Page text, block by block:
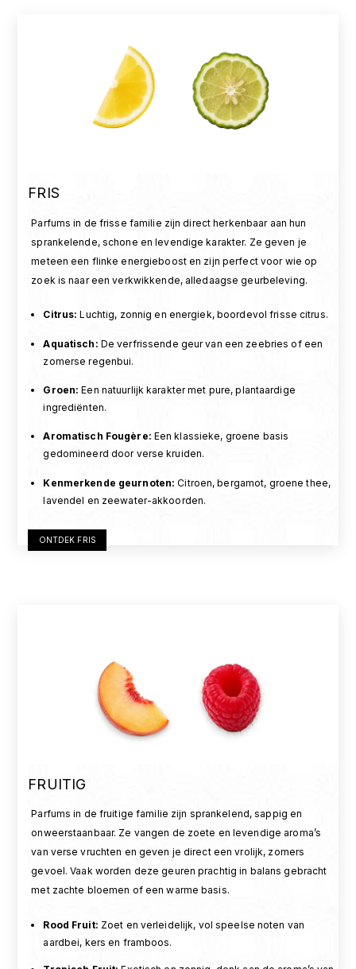
FRIS
Parfums in de frisse familie zijn direct herkenbaar aan hun
sprankelende, schone en levendige karakter. Ze geven je
meteen een flinke energieboost en zijn perfect voor wie op
zoek is naar een verkwikkende, alledaagse geurbeleving.
Citrus: Luchtig, zonnig en energiek, boordevol frisse citrus.
Aquatisch : De verfrissende geur van een zeebries of een
zomerse regenbui.
Groen: Een natuurlijk karakter met pure, plantaardige
ingrediënten.
Aromatisch Fougère: Een klassieke, groene basis
gedomineerd door verse kruiden.
Kenmerkende geurnoten: Citroen, bergamot, groene thee,
lavendel en zeewater-akkoorden.
ONTDEK FRIS
FRUITIG
Parfums in de fruitige familie zijn sprankelend, sappig en
onweerstaanbaar. Ze vangen de zoete en levendige aroma’s
van verse vruchten en geven je direct een vrolijk, zomers
gevoel. Vaak worden deze geuren prachtig in balans gebracht
met zachte bloemen of een warme basis.
Rood Fruit: Zoet en verleidelijk, vol speelse noten van
aardbei, kers en framboos.